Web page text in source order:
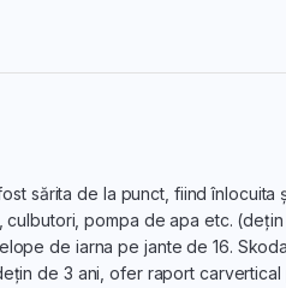
sărita de la punct, fiind înlocuita
pompa de apa etc.
de iarna pe jante de 16.
de 3 ani, ofer raport